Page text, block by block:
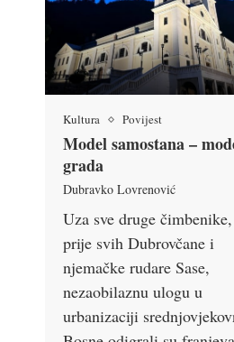
Kultura Povijest
Model samostana –
grada
Dubravko Lovrenović
Uza sve druge čimbenike,
prije svih Dubrovčane i
njemačke rudare Sase,
nezaobilaznu ulogu u
urbanizaciji